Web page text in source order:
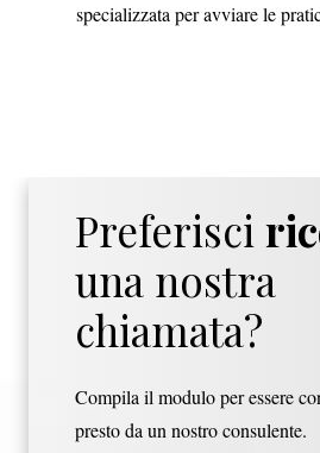
specializzata per avviare le
Preferisci
una nostra
chiamata?
Compila il modulo per essere
presto da un nostro consulente.